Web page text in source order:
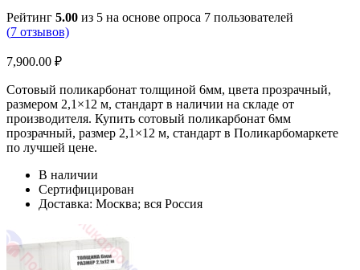
Рейтинг 5.00 из 5 на основе опроса 7 пользователей
(7 отзывов)
7,900.00 ₽
Сотовый поликарбонат толщиной 6мм, цвета прозрачный,
размером 2,1×12 м, стандарт в наличии на складе от
производителя. Купить сотовый поликарбонат 6мм
прозрачный, размер 2,1×12 м, стандарт в Поликарбомаркете
по лучшей цене.
В наличии
Сертифицирован
Доставка: Москва; вся Россия